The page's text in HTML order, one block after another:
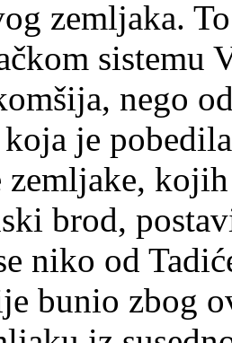
zemljaka.
sistemu
nego
je
zemljake,
brod,
niko od
bunio zbog